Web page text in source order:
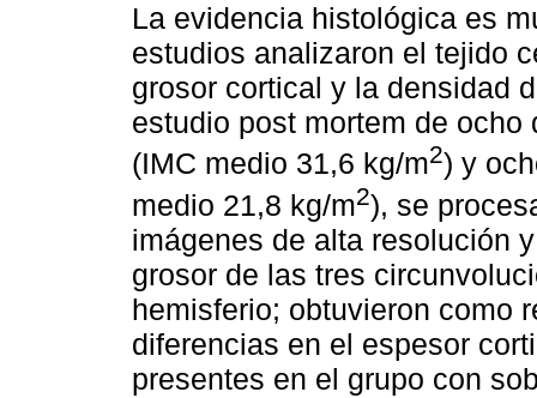
La evidencia histológica es
estudios analizaron el tejido
grosor cortical y la densidad
estudio post mortem de
(IMC medio 31,6 kg/m2) y
medio 21,8 kg/m2), se
imágenes de alta resolución
grosor de las tres
hemisferio; obtuvieron como
diferencias en el espesor
presentes en el grupo con